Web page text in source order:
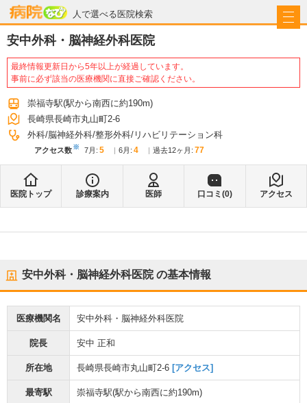
人で選べる医院検索
病院なび
安中外科・脳神経外科医院
最終情報更新日から5年以上が経過しています。
事前に必ず該当の医療機関に直接ご確認ください。
崇福寺駅(駅から南西に約190m)
長崎県長崎市丸山町2-6
外科 脳神経外科 整形外科 リハビリテーション科
アクセス数※ 7月 : 5 6月 : 4 過去12ヶ月: 77
医院トップ 診療案内 医師 口コミ(0) アクセス
安中外科・脳神経外科医院の基本情報
医療機関名 安中外科・脳神経外科医院
院長 安中 正和
所在地 長崎県長崎市丸山町2-6 [アクセス]
最寄駅 崇福寺駅(駅から南西に約190m)